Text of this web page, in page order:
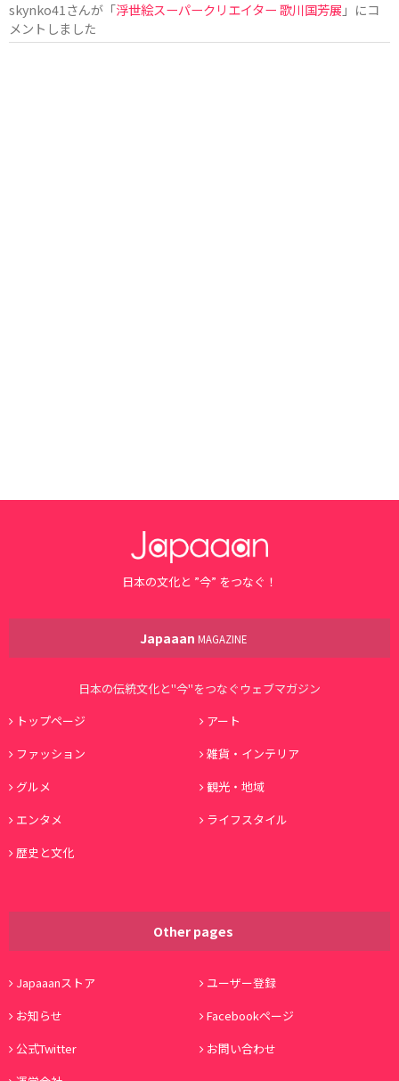
skynko41さんが「浮世絵スーパークリエイター 歌川国芳展 」にコ
メントしました
日本の文化と ”今” をつなぐ！
Japaaan MAGAZINE
日本の伝統文化と"今"をつなぐウェブマガジン
トップページ
アート
ファッション
雑貨・インテリア
グルメ
観光・地域
エンタメ
ライフスタイル
歴史と文化
Other pages
Japaaanストア
ユーザー登録
お知らせ
Facebookページ
公式Twitter
お問い合わせ